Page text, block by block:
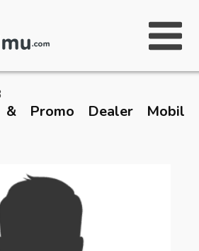
& Promo Dealer Mobil